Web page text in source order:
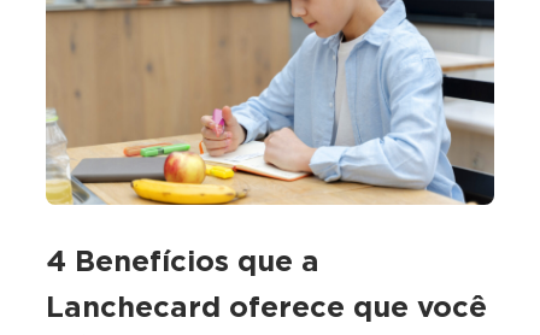
4 Benefícios que a
Lanchecard oferece que você